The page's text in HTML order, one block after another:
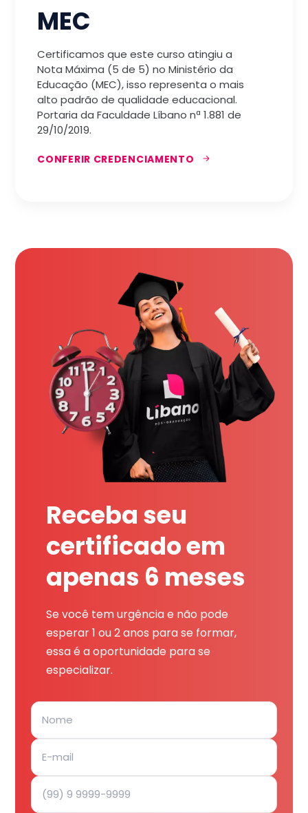
MEC
Certificamos que este curso atingiu a
Nota Máxima (5 de 5) no Ministério da
Educação (MEC), isso representa o mais
alto padrão de qualidade educacional.
Portaria da Faculdade Líbano nª 1.881 de
29/10/2019.
CONFERIR CREDENCIAMENTO
Receba seu
certificado em
apenas 6 meses
Se você tem urgência e não pode
esperar 1 ou 2 anos para se formar,
essa é a oportunidade para se
especializar.